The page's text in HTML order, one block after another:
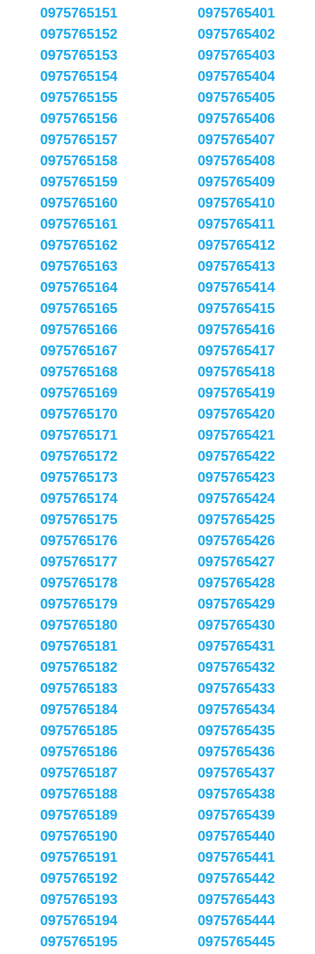
0975765151
0975765152
0975765153
0975765154
0975765155
0975765156
0975765157
0975765158
0975765159
0975765160
0975765161
0975765162
0975765163
0975765164
0975765165
0975765166
0975765167
0975765168
0975765169
0975765170
0975765171
0975765172
0975765173
0975765174
0975765175
0975765176
0975765177
0975765178
0975765179
0975765180
0975765181
0975765182
0975765183
0975765184
0975765185
0975765186
0975765187
0975765188
0975765189
0975765190
0975765191
0975765192
0975765193
0975765194
0975765195
0975765401
0975765402
0975765403
0975765404
0975765405
0975765406
0975765407
0975765408
0975765409
0975765410
0975765411
0975765412
0975765413
0975765414
0975765415
0975765416
0975765417
0975765418
0975765419
0975765420
0975765421
0975765422
0975765423
0975765424
0975765425
0975765426
0975765427
0975765428
0975765429
0975765430
0975765431
0975765432
0975765433
0975765434
0975765435
0975765436
0975765437
0975765438
0975765439
0975765440
0975765441
0975765442
0975765443
0975765444
0975765445